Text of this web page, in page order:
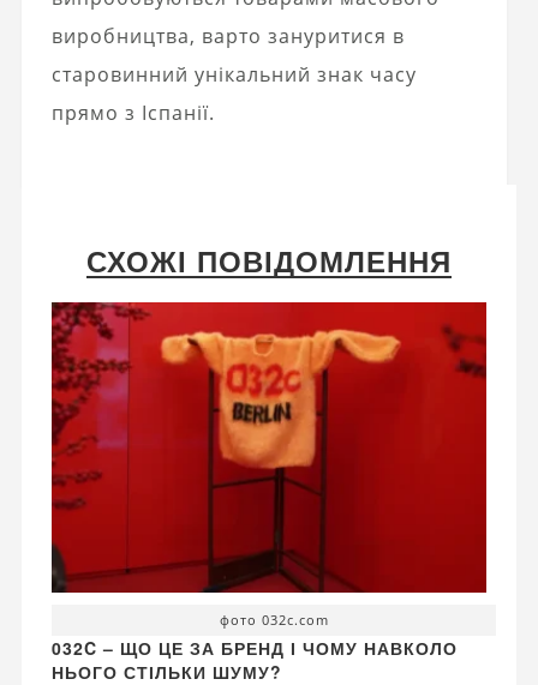
виробництва, варто зануритися в
старовинний унікальний знак часу
прямо з Іспанії.
СХОЖІ ПОВІДОМЛЕННЯ
фото 032c.com
032C – ЩО ЦЕ ЗА БРЕНД І ЧОМУ НАВКОЛО
НЬОГО СТІЛЬКИ ШУМУ?